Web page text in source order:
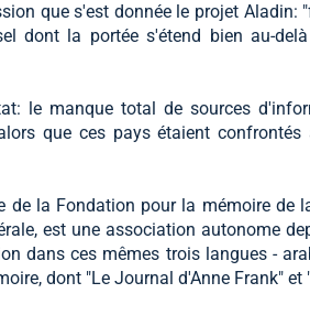
que s'est donnée le projet Aladin:
dont la portée s'étend bien au-
le manque total de sources
que ces pays étaient confrontés
de la Fondation pour la mémoire de
est une association autonome
dans ces mêmes trois langues -
dont "Le Journal d'Anne Frank" et